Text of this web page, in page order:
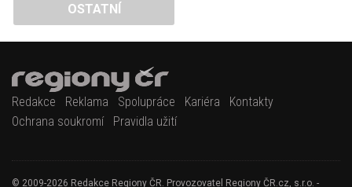
OSTATNÍ
Redakce Reklama Spolupráce Kariéra
Kontakty
Ochrana soukromí
Pravidla užití
© 2009-2026 Redakce Regiony ČR. Provozovatel Regiony ČR.cz, s.r.o. -